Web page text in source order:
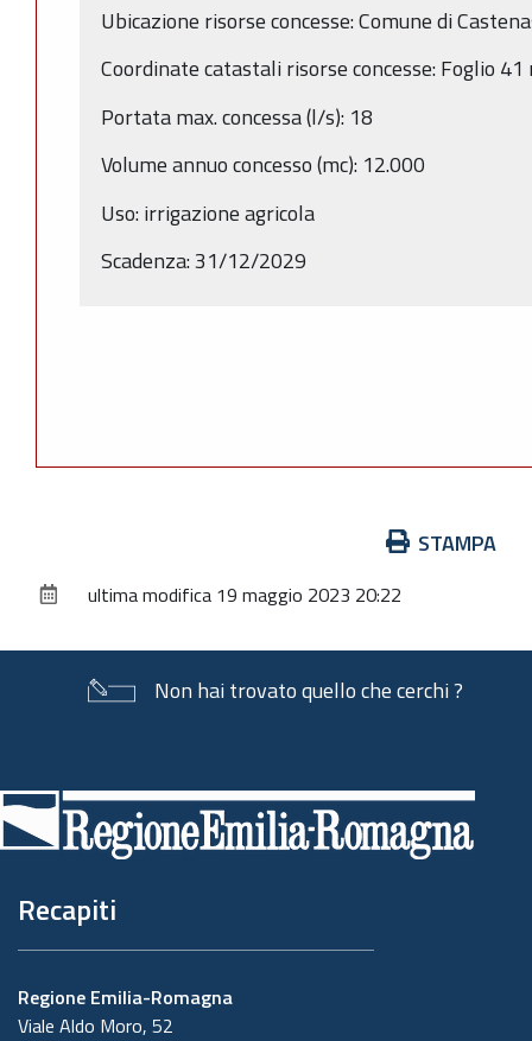
Ubicazione risorse concesse: Comune di
Coordinate catastali risorse concesse: Foglio
Portata max. concessa (l/s): 18
Volume annuo concesso (mc): 12.000
Uso: irrigazione agricola
Scadenza: 31/12/2029
documento
STAMPA
ultima modifica 19 maggio 2023 20:22
Non hai trovato quello che cerchi ?
di
pagina
Recapiti
Regione Emilia-Romagna
Viale Aldo Moro, 52